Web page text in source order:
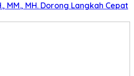
MM., MH. Dorong Langkah Cepat